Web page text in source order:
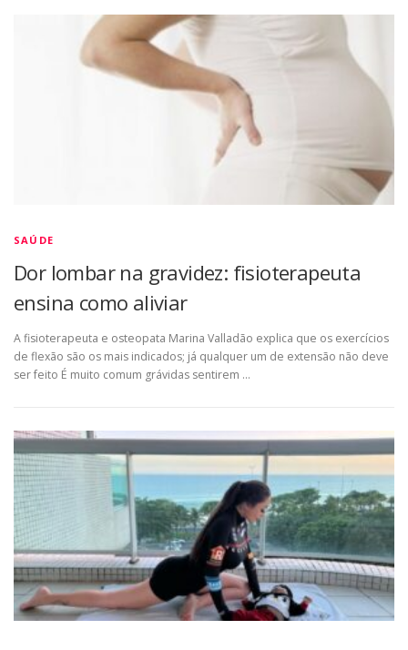
SAÚDE
Dor lombar na gravidez: fisioterapeuta
ensina como aliviar
A fisioterapeuta e osteopata Marina Valladão explica que os exercícios
de flexão são os mais indicados; já qualquer um de extensão não deve
ser feito É muito comum grávidas sentirem …